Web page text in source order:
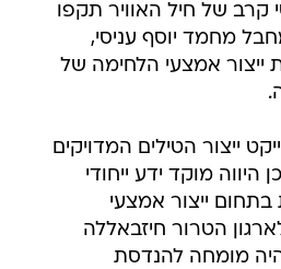
קרב של חיל האוויר תקפו
מחמד יוסף עניסי,
אמצעי הלחימה של
ייצור הטילים המדויקים
היווה מוקד ידע ייחודי
בתחום ייצור אמצעי
הטרור חיזבאללה
מ-15 שנים והיה מומחה להנדסת